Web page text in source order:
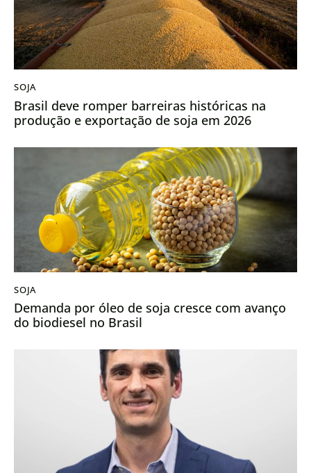
SOJA
Brasil deve romper barreiras históricas na
produção e exportação de soja em 2026
SOJA
Demanda por óleo de soja cresce com avanço
do biodiesel no Brasil